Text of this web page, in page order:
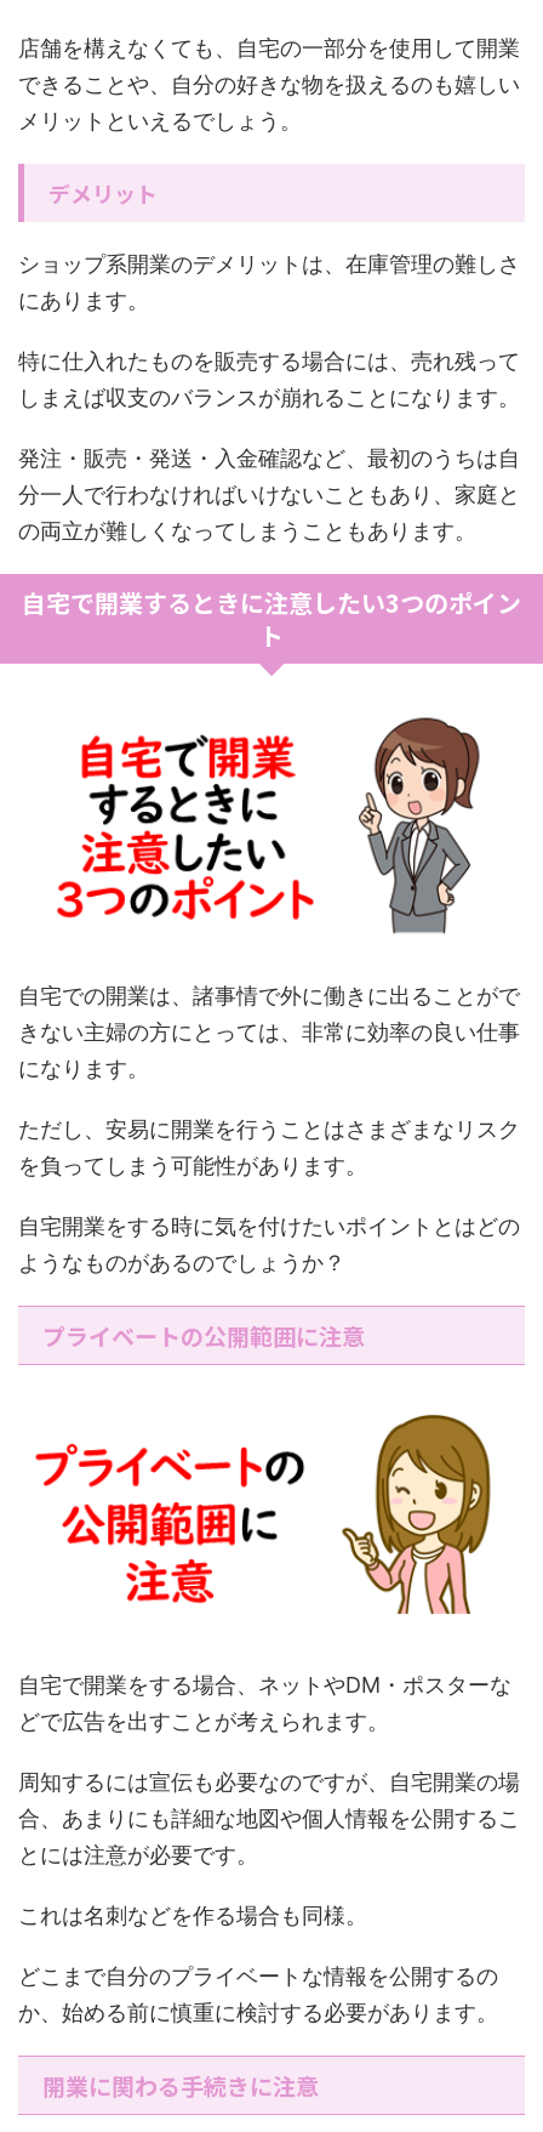
店舗を構えなくても、自宅の一部分を使用して開業
できることや、自分の好きな物を扱えるのも嬉しい
メリットといえるでしょう。
デメリット
ショップ系開業のデメリットは、在庫管理の難しさ
にあります。
特に仕入れたものを販売する場合には、売れ残って
しまえば収支のバランスが崩れることになります。
発注・販売・発送・入金確認など、最初のうちは自
分一人で行わなければいけないこともあり、家庭と
の両立が難しくなってしまうこともあります。
自宅で開業するときに注意したい3つのポイン
ト
自宅での開業は、諸事情で外に働きに出ることがで
きない主婦の方にとっては、非常に効率の良い仕事
になります。
ただし、安易に開業を行うことはさまざまなリスク
を負ってしまう可能性があります。
自宅開業をする時に気を付けたいポイントとはどの
ようなものがあるのでしょうか？
プライベートの公開範囲に注意
自宅で開業をする場合、ネットやDM・ポスターな
どで広告を出すことが考えられます。
周知するには宣伝も必要なのですが、自宅開業の場
合、あまりにも詳細な地図や個人情報を公開するこ
とには注意が必要です。
これは名刺などを作る場合も同様。
どこまで自分のプライベートな情報を公開するの
か、始める前に慎重に検討する必要があります。
開業に関わる手続きに注意